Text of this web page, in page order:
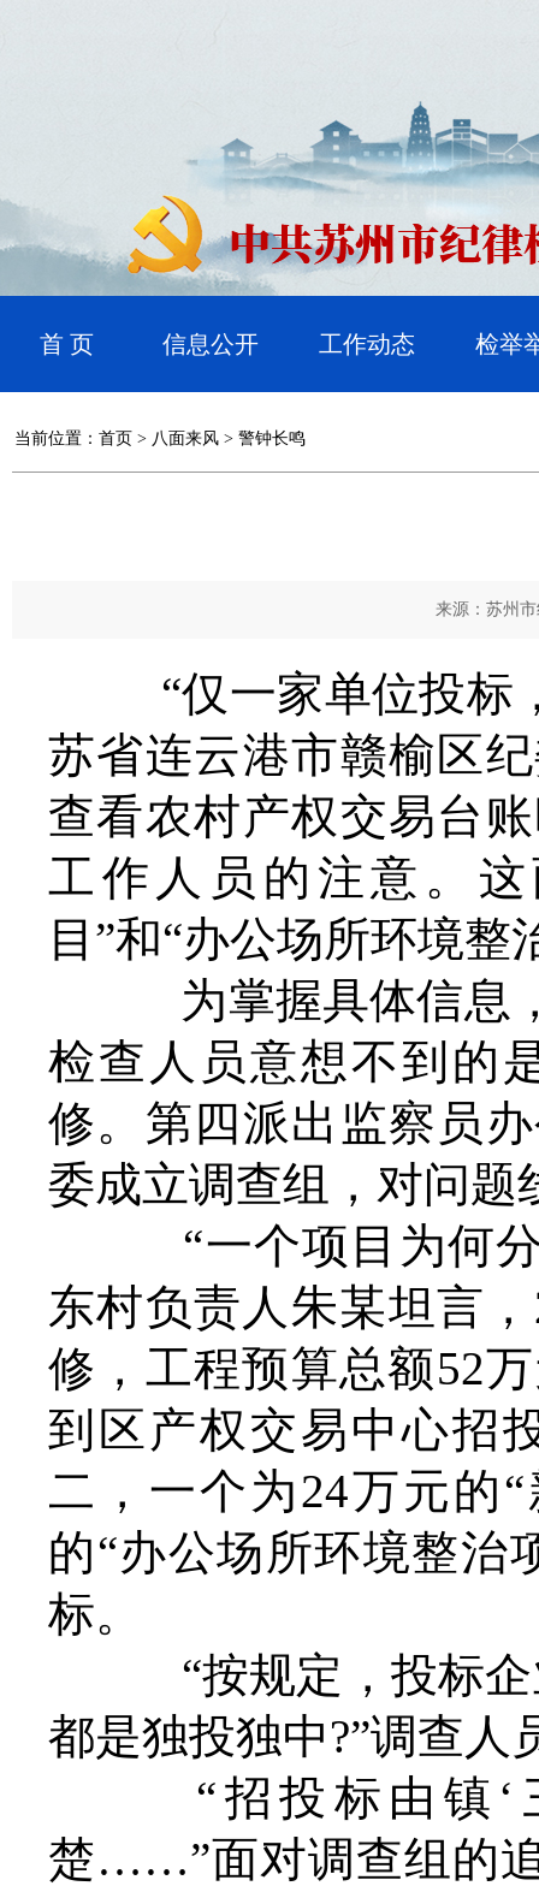
首 页 信息公开 工作动态 检举
当前位置： 首页 > 八面来风 > 警钟长鸣
来源：苏州
“仅一家单位投标
苏省连云港市赣榆区
查看农村产权交易台
工作人员的注意。
目”和“办公场所环境整
为掌握具体信息，
检查人员意想不到的
修。第四派出监察员
委成立调查组，对问题
“一个项目为何分
东村负责人朱某坦言
修，工程预算总额52
到区产权交易中心招
二，一个为24万元的
的“办公场所环境整治
标。
“按规定，投标企
都是独投独中?”调查人
“招投标由镇‘
楚……”面对调查组的